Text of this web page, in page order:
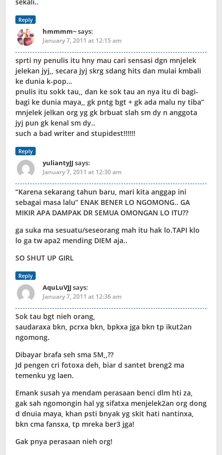
sekali..
Reply
hmmmm~says:
January 7, 2011 at 12:15 am
sprti ny penulis itu hny mau cari sensasi dgn mnjelek
jelekan jyj,, secara jyj skrg sdang hits dan mulai kmbali
ke dunia k-pop…
pnulis itu sokk tau,, dan ke sok tau an nya itu di bagi-
bagi ke dunia maya,, gk pntg bgt + gk ada malu ny tiba”
mnjelek jelkan org yg gk brbuat slah sm dy n anggota
jyj pun gk kenal sm dy..
such a bad writer and stupidest!!!!!!
Reply
yuliantyJJsays:
January 7, 2011 at 12:30 am
“Karena sekarang tahun baru, mari kita anggap ini
sebagai masa lalu” ENAK BENER LO NGOMONG.. GA
MIKIR APA DAMPAK DR SEMUA OMONGAN LO ITU??
ga suka ma sesuatu/seseorang mah itu hak lo.TAPI klo
lo ga tw apa2 mending DIEM aja..
SO SHUT UP GIRL
Reply
AquLuVJJsays:
January 7, 2011 at 12:36 am
Sok tau bgt nieh orang,
saudaraxa bkn, pcrxa bkn, bpkxa jga bkn tp ikut2an
ngomong.
Dibayar brafa seh sma SM,,??
Jd pengen cri fotoxa deh, biar d santet breng2 ma
temenku yg laen.
Emank susah ya mendam perasaan benci dlm hti za,
gak sah ngomongin hal yg sifatxa menjelek2an org dong
d dnuia maya, khan psti bnyak yg skit hati nantinxa,
bkn cma fansxa, tp mreka ber3 jga!
Gak pnya perasaan nieh org!